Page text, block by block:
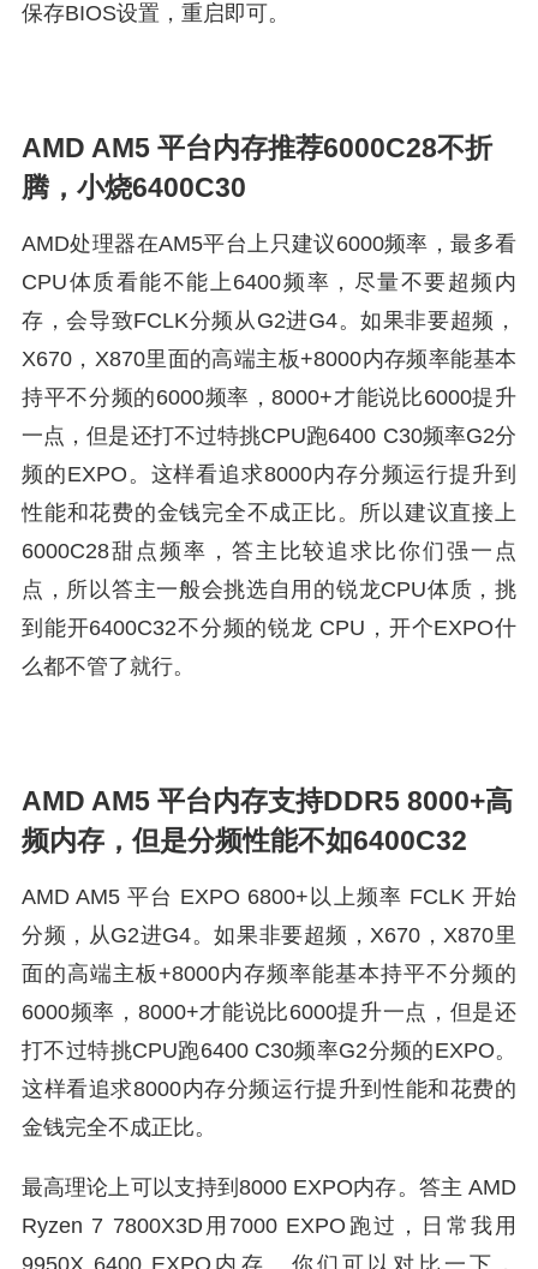
保存BIOS设置，重启即可。
AMD AM5 平台内存推荐6000C28不折
腾，小烧6400C30
AMD处理器在AM5平台上只建议6000频率，最多看
CPU体质看能不能上6400频率，尽量不要超频内
存，会导致FCLK分频从G2进G4。如果非要超频，
X670，X870里面的高端主板+8000内存频率能基本
持平不分频的6000频率，8000+才能说比6000提升
一点，但是还打不过特挑CPU跑6400 C30频率G2分
频的EXPO。这样看追求8000内存分频运行提升到
性能和花费的金钱完全不成正比。所以建议直接上
6000C28甜点频率，答主比较追求比你们强一点
点，所以答主一般会挑选自用的锐龙CPU体质，挑
到能开6400C32不分频的锐龙 CPU，开个EXPO什
么都不管了就行。
AMD AM5 平台内存支持DDR5 8000+高
频内存，但是分频性能不如6400C32
AMD AM5 平台 EXPO 6800+以上频率 FCLK 开始
分频，从G2进G4。如果非要超频，X670，X870里
面的高端主板+8000内存频率能基本持平不分频的
6000频率，8000+才能说比6000提升一点，但是还
打不过特挑CPU跑6400 C30频率G2分频的EXPO。
这样看追求8000内存分频运行提升到性能和花费的
金钱完全不成正比。
最高理论上可以支持到8000 EXPO内存。答主 AMD
Ryzen 7 7800X3D用7000 EXPO跑过，日常我用
9950X 6400 EXPO内存。你们可以对比一下，